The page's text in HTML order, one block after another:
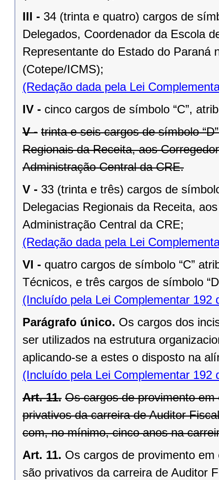
III - 34 (trinta e quatro) cargos de
Delegados, Coordenador da Escola
Representante do Estado do Paraná
(Cotepe/ICMS);
(Redação dada pela Lei
IV - cinco cargos de símbolo “C”,
V - trinta e seis cargos de símbolo
Regionais da Receita, aos
Administração Central da CRE.
V - 33 (trinta e três) cargos de
Delegacias Regionais da Receita,
Administração Central da CRE;
(Redação dada pela Lei
VI - quatro cargos de símbolo “C”
Técnicos, e três cargos de símbolo
(Incluído pela Lei Complementar 192
Parágrafo único. Os cargos dos
ser utilizados na estrutura
aplicando-se a estes o disposto na
(Incluído pela Lei Complementar 192
Art. 11. Os cargos de provimento
privativos da carreira de Auditor
com, no mínimo, cinco anos na
Art. 11. Os cargos de provimento
são privativos da carreira de Auditor